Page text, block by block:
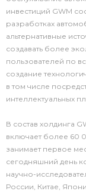
инвестиций GWM
разработках
альтернативные
создавать более
пользователей по
создание
в том числе
интеллектуальных
В состав холдинга
включает более 60
занимает первое
сегодняшний день
научно-
России, Китае,